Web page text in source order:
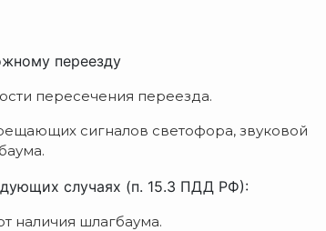
переезду
пересечения переезда.
сигналов светофора, звуковой
случаях (п. 15.3 ПДД РФ):
наличия шлагбаума.